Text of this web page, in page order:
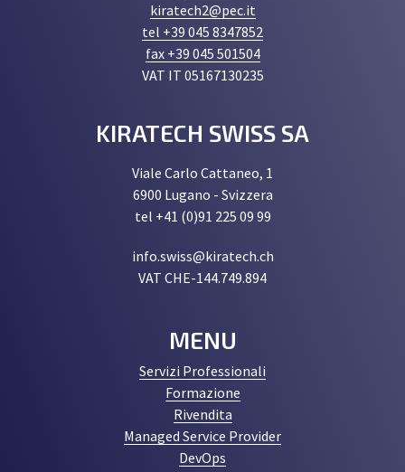
kiratech2@pec.it
tel +39 045 8347852
fax +39 045 501504
VAT IT 05167130235
KIRATECH SWISS SA
Viale Carlo Cattaneo, 1
6900 Lugano - Svizzera
tel +41 (0)91 225 09 99
info.swiss@kiratech.ch
VAT CHE-144.749.894
MENU
Servizi Professionali
Formazione
Rivendita
Managed Service Provider
DevOps